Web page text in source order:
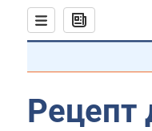
Рецепт